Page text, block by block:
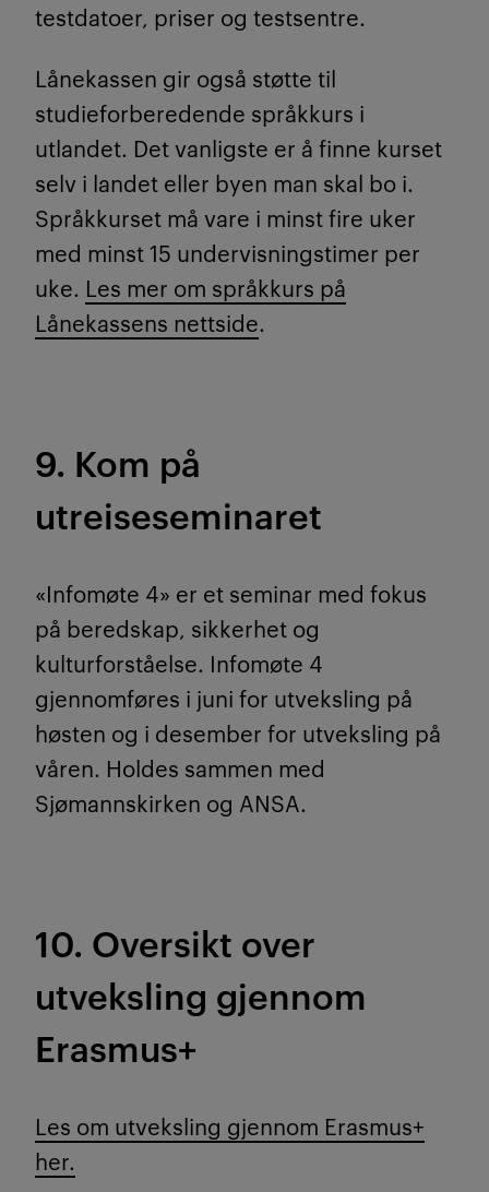
testdatoer, priser og testsentre.
Lånekassen gir også støtte til
studieforberedende språkkurs i
utlandet. Det vanligste er å finne kurset
selv i landet eller byen man skal bo i.
Språkkurset må vare i minst fire uker
med minst 15 undervisningstimer per
uke. Les mer om språkkurs på
Lånekassens nettside.
9. Kom på
utreiseseminaret
«Infomøte 4» er et seminar med fokus
på beredskap, sikkerhet og
kulturforståelse. Infomøte 4
gjennomføres i juni for utveksling på
høsten og i desember for utveksling på
våren. Holdes sammen med
Sjømannskirken og ANSA.
10. Oversikt over
utveksling gjennom
Erasmus+
Les om utveksling gjennom Erasmus+
her.